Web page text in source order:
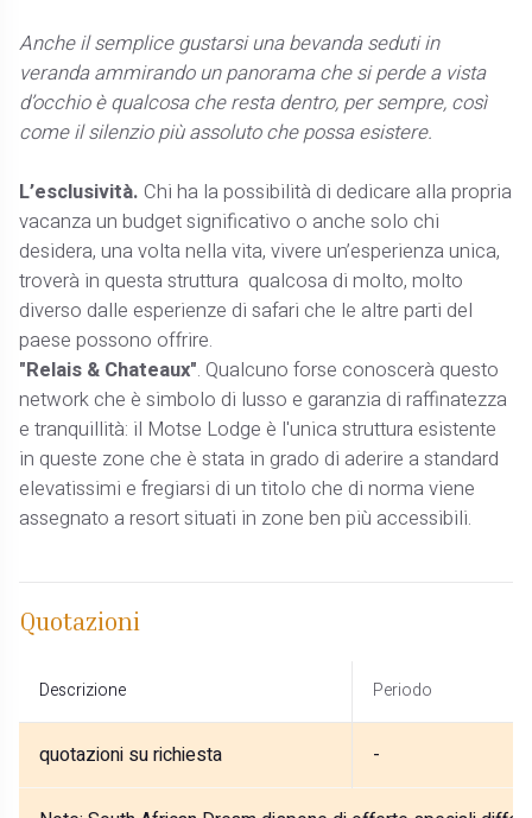
Anche il semplice gustarsi una bevanda seduti in
veranda ammirando un panorama che si perde a vista
d’occhio è qualcosa che resta dentro, per sempre, così
come il silenzio più assoluto che possa esistere.
L’esclusività. Chi ha la possibilità di dedicare alla propria
vacanza un budget significativo o anche solo chi
desidera, una volta nella vita, vivere un’esperienza unica,
troverà in questa struttura qualcosa di molto, molto
diverso dalle esperienze di safari che le altre parti del
paese possono offrire.
"Relais & Chateaux". Qualcuno forse conoscerà questo
network che è simbolo di lusso e garanzia di raffinatezza
e tranquillità: il Motse Lodge è l'unica struttura esistente
in queste zone che è stata in grado di aderire a standard
elevatissimi e fregiarsi di un titolo che di norma viene
assegnato a resort situati in zone ben più accessibili.
Quotazioni
Descrizione Periodo
quotazioni su richiesta -